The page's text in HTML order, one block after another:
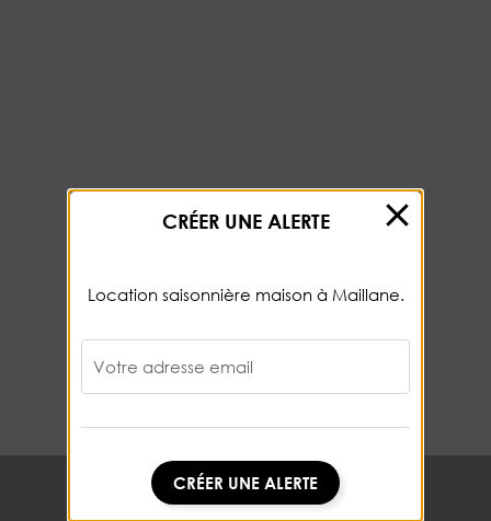
CRÉER UNE ALERTE
CRÉER UNE ALERTE
Location saisonnière maison à Maillane.
Votre adresse email
CRÉER UNE ALERTE